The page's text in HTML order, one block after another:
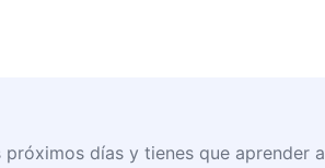
próximos días y tienes que aprender a